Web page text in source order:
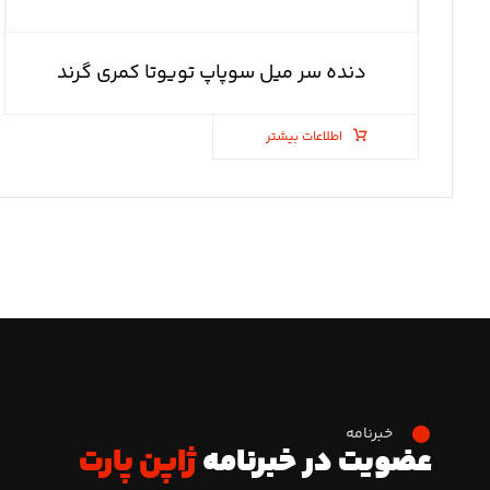
دنده سر میل سوپاپ تویوتا کمری گرند
اطلاعات بیشتر
خبرنامه
عضویت در خبرنامهژاپن پارت